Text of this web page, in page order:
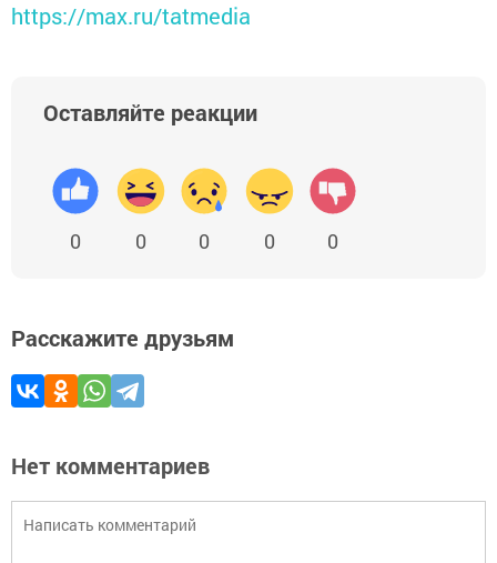
https://max.ru/tatmedia
Оставляйте реакции
0 0 0 0 0
Расскажите друзьям
Нет комментариев